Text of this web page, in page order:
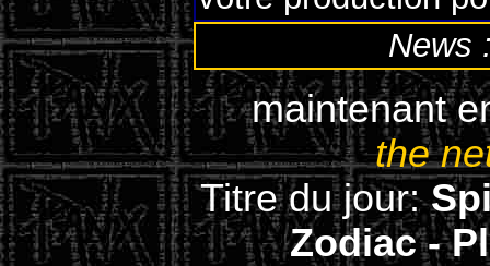
News
maintenant
the
Titre du jour:
Zodiac -